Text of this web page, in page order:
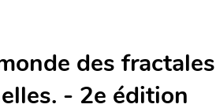
des
- 2e édition